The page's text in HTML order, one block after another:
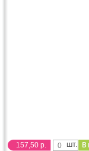
157,50 р. шт.